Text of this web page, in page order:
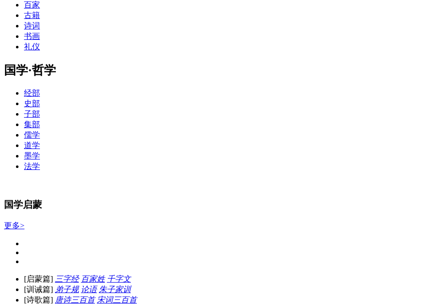
百家
古籍
诗词
书画
礼仪
国学·哲学
经部
史部
子部
集部
儒学
道学
墨学
法学
国学启蒙
更多>
[启蒙篇] 三字经 百家姓 千字文
[训诫篇] 弟子规 论语 朱子家训
[诗歌篇] 唐诗三百首 宋词三百首